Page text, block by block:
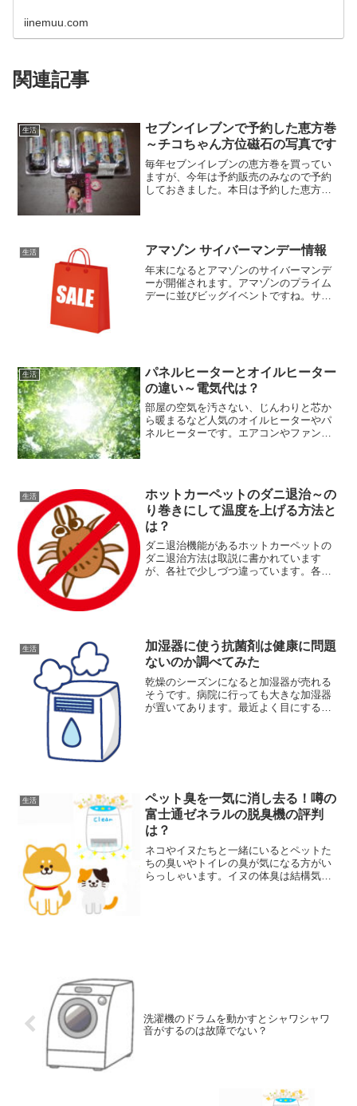
iinemuu.com
関連記事
生活
セブンイレブンで予約した恵方巻
～チコちゃん方位磁石の写真です
毎年セブンイレブンの恵方巻を買ってい
ますが、今年は予約販売のみなので予約
しておきました。本日は予約した恵方巻
生活 アマゾン サイバーマンデー情報
年末になるとアマゾンのサイバーマンデ
ーが開催されます。アマゾンのプライム
デーに並びビッグイベントですね。サイ
生活
パネルヒーターとオイルヒーター
の違い～電気代は？
部屋の空気を汚さない、じんわりと芯か
ら暖まるなど人気のオイルヒーターやパ
ネルヒーターです。エアコンやファンヒ
生活
ホットカーペットのダニ退治～の
り巻きにして温度を上げる方法と
は？
ダニ退治機能があるホットカーペットの
ダニ退治方法は取説に書かれています
が、各社で少しづつ違っています。各メ
生活
加湿器に使う抗菌剤は健康に問題
ないのか調べてみた
乾燥のシーズンになると加湿器が売れる
そうです。病院に行っても大きな加湿器
が置いてあります。最近よく目にするの
生活
ペット臭を一気に消し去る！噂の
富士通ゼネラルの脱臭機の評判
は？
ネコやイヌたちと一緒にいるとペットた
ちの臭いやトイレの臭が気になる方がい
らっしゃいます。イヌの体臭は結構気に
洗濯機のドラムを動かすとシャワシャワ
音がするのは故障でない？